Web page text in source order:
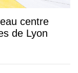
centre
de Lyon